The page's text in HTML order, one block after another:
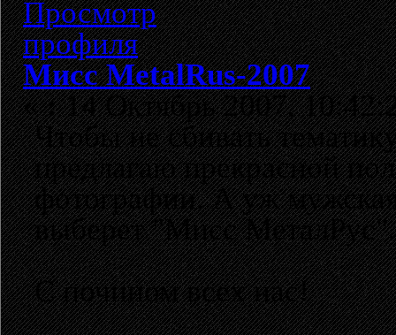
Мисс MetalRus-2007
«:14 Октябрь 2007,
Чтобы не сбивать
предлагаю прекрасной
фотографии. А уж
выберет "Мисс
С почином всех нас!